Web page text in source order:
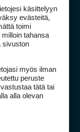
käsittelyyn
evästeitä,
toimi
tahansa
sivuston
myös ilman
peruste
tätä tai
alla olevan